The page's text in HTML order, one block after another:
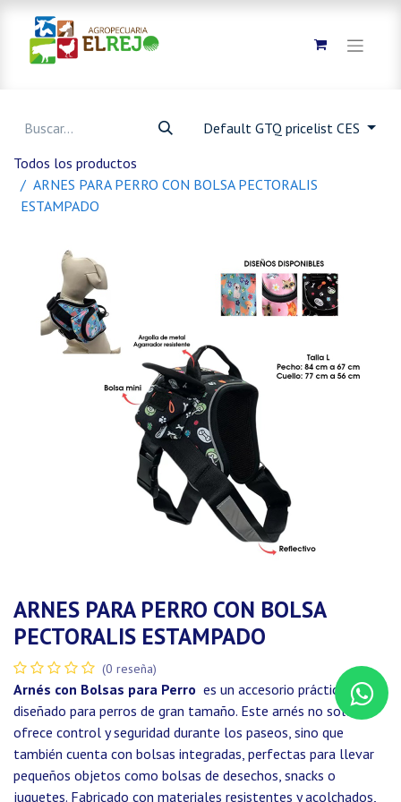
Default GTQ pricelist CES
Todos los productos
ARNES PARA PERRO CON BOLSA PECTORALIS
ESTAMPADO
ARNES PARA PERRO CON BOLSA
PECTORALIS ESTAMPADO
(0 reseña)
Arnés con Bolsas para Perro es un accesorio práctico
diseñado para perros de gran tamaño. Este arnés no solo
ofrece control y seguridad durante los paseos, sino que
también cuenta con bolsas integradas, perfectas para llevar
pequeños objetos como bolsas de desechos, snacks o
juguetes. Fabricado con materiales resistentes y acolchados,